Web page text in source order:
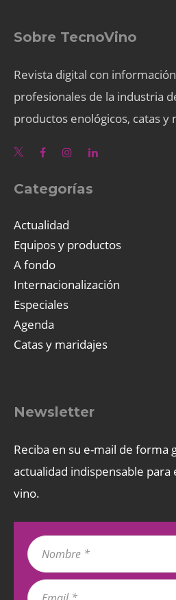
Sobre TecnoVino
Revista digital con
profesionales de la industria
productos enológicos, catas y
Categorías
Actualidad
Equipos y productos
A fondo
Internacionalización
Especiales
Agenda
Catas y maridajes
Newsletter
Reciba en su e-mail de forma
actualidad indispensable para
vino.